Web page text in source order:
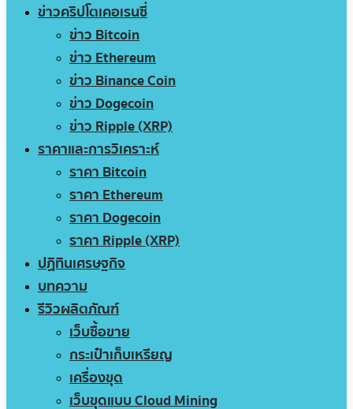
ข่าวคริปโตเคอเรนซี่
ข่าว Bitcoin
ข่าว Ethereum
ข่าว Binance Coin
ข่าว Dogecoin
ข่าว Ripple (XRP)
ราคาและการวิเคราะห์
ราคา Bitcoin
ราคา Ethereum
ราคา Dogecoin
ราคา Ripple (XRP)
ปฏิทินเศรษฐกิจ
บทความ
รีวิวผลิตภัณฑ์
เว็บซื้อขาย
กระเป๋าเก็บเหรียญ
เครื่องขุด
เว็บขุดแบบ Cloud Mining